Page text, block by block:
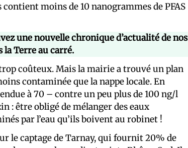
moins de 10 nanogrammes de PFAS
une nouvelle chronique d’actualité de nos
Terre au carré.
coûteux. Mais la mairie a trouvé un plan
contaminée que la nappe locale. En
à 70 – contre un peu plus de 100 ng/l
: être obligé de mélanger des eaux
par l’eau qu’ils boivent au robinet !
le captage de Tarnay, qui fournit 20% de